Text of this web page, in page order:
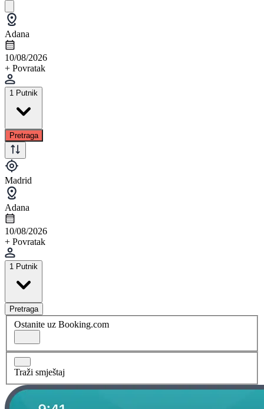
Adana
10/08/2026
+ Povratak
1 Putnik
Pretraga
Madrid
Adana
10/08/2026
+ Povratak
1 Putnik
Pretraga
Ostanite uz Booking.com
Traži smještaj